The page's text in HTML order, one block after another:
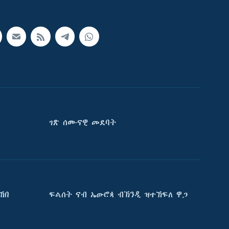
ገጽ ሰሙናዊ መደባት
ፍልሰት ናብ ኤውሮጳ ብኽንዲ ዝተኸፍለ ዋጋ